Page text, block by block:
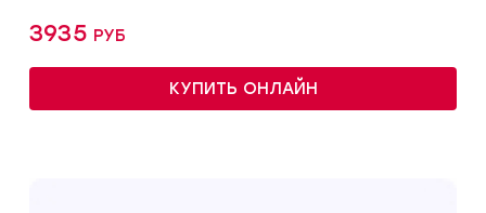
3935 руб
КУПИТЬ ОНЛАЙН